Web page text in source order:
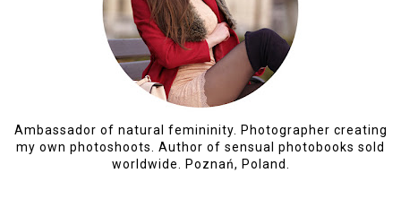
Ambassador of natural femininity. Photographer creating
my own photoshoots. Author of sensual photobooks sold
worldwide. Poznań, Poland.